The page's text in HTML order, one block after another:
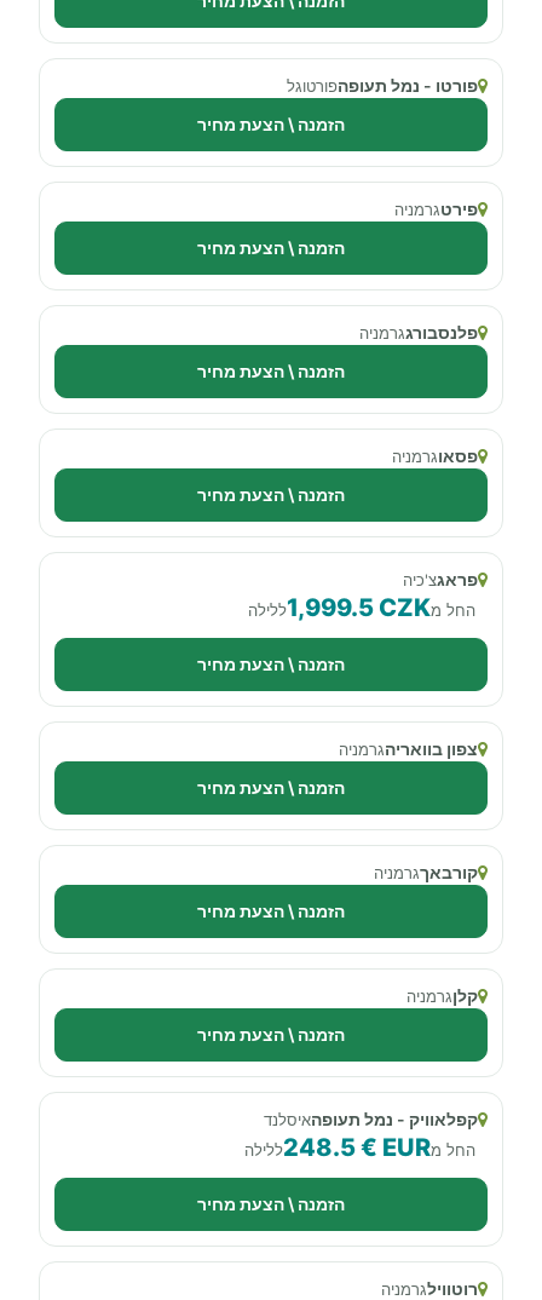
פורטו - נמל תעופהפורטוגל
הזמנה \ הצעת מחיר
פירטגרמניה
הזמנה \ הצעת מחיר
פלנסבורגגרמניה
הזמנה \ הצעת מחיר
פסאוגרמניה
הזמנה \ הצעת מחיר
פראגצ'כיה
החל מ1,999.5 CZKללילה
הזמנה \ הצעת מחיר
צפון בוואריהגרמניה
הזמנה \ הצעת מחיר
קורבאךגרמניה
הזמנה \ הצעת מחיר
קלןגרמניה
הזמנה \ הצעת מחיר
קפלאוויק - נמל תעופהאיסלנד
החל מ248.5 € EURללילה
הזמנה \ הצעת מחיר
רוטווילגרמניה